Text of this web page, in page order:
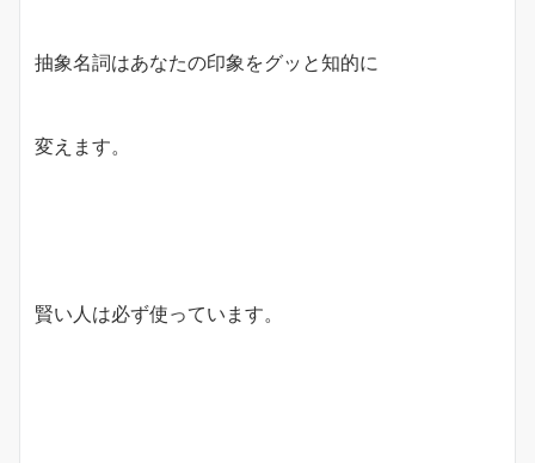
抽象名詞はあなたの印象をグッと知的に
変えます。
賢い人は必ず使っています。